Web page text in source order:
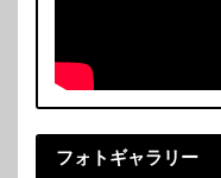
フォトギャラリー